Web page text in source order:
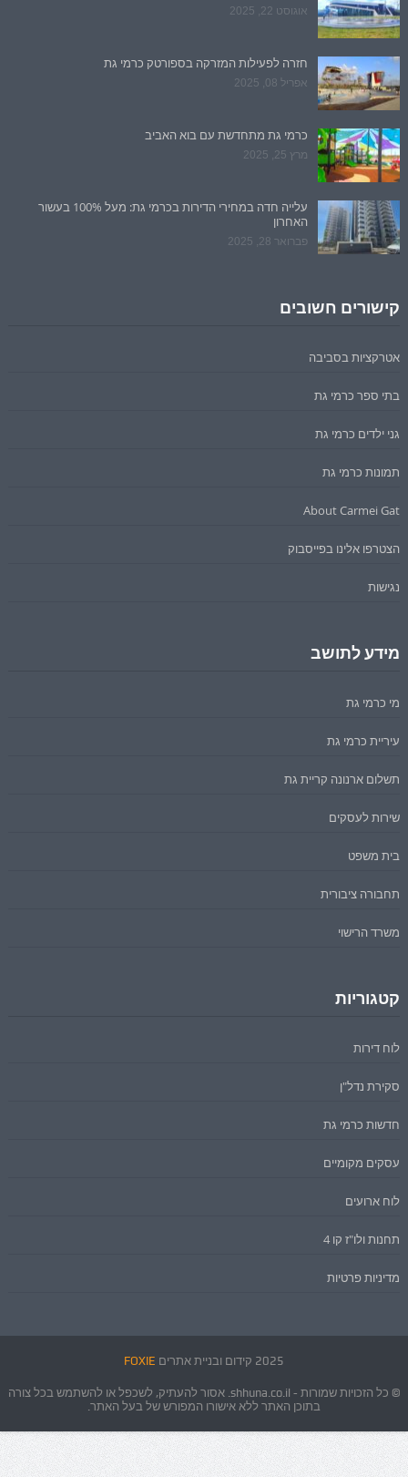
אוגוסט 22, 2025
חזרה לפעילות המזרקה בספורטק כרמי גת
אפריל 08, 2025
כרמי גת מתחדשת עם בוא האביב
מרץ 25, 2025
עלייה חדה במחירי הדירות בכרמי גת: מעל 100% בעשור
האחרון
פברואר 28, 2025
קישורים חשובים
אטרקציות בסביבה
בתי ספר כרמי גת
גני ילדים כרמי גת
תמונות כרמי גת
About Carmei Gat
הצטרפו אלינו בפייסבוק
נגישות
מידע לתושב
מי כרמי גת
עיריית כרמי גת
תשלום ארנונה קריית גת
שירות לעסקים
בית משפט
תחבורה ציבורית
משרד הרישוי
קטגוריות
לוח דירות
סקירת נדל"ן
חדשות כרמי גת
עסקים מקומיים
לוח ארועים
תחנות ולו"ז קו 4
מדיניות פרטיות
2025 קידום ובניית אתרים FOXIE
© כל הזכויות שמורות - shhuna.co.il. אסור להעתיק, לשכפל או להשתמש בכל צורה
בתוכן האתר ללא אישורו המפורש של בעל האתר.